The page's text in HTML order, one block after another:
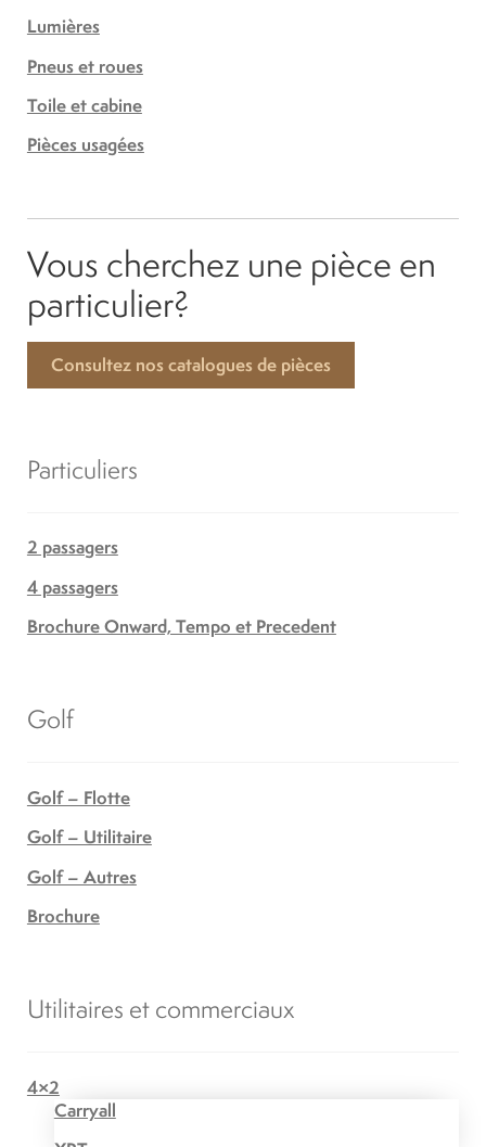
Lumières
Pneus et roues
Toile et cabine
Pièces usagées
Vous cherchez une pièce en
particulier?
Consultez nos catalogues de pièces
Particuliers
2 passagers
4 passagers
Brochure Onward, Tempo et Precedent
Golf
Golf – Flotte
Golf – Utilitaire
Golf – Autres
Brochure
Utilitaires et commerciaux
4×2
Carryall